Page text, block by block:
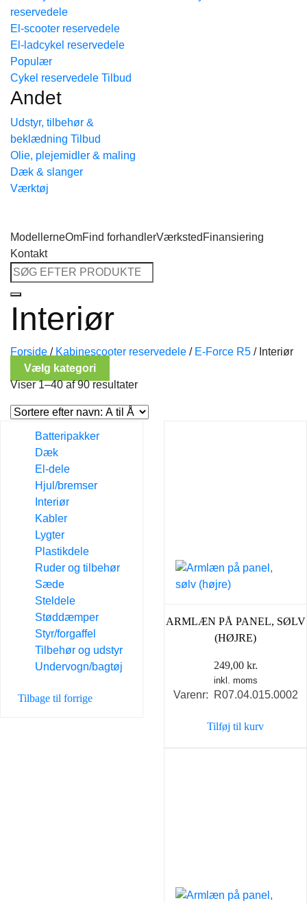
reservedele
El-scooter reservedele
El-ladcykel reservedele
Cykel reservedele
Andet
Udstyr, tilbehør &
beklædning
Olie, plejemidler & maling
Dæk & slanger
Værktøj
ModellerneOmFind forhandlerVærksted Finansiering
Kontakt
Søg
efter:
Interiør
Forside / Kabinescooter reservedele / E-Force R5 /Interiør
Vælg kategori
Viser 1–40 af 90 resultater
Batteripakker
Dæk
El-dele
Hjul/bremser
Interiør
Kabler
Lygter
Plastikdele
Ruder og tilbehør
Sæde
Steldele
Støddæmper
Styr/forgaffel
Tilbehør og udstyr
Undervogn/bagtøj
Tilbage til forrige
ARMLÆN PÅ PANEL, SØLV
(HØJRE)
249,00 kr.
inkl. moms
Varenr: R07.04.015.0002
Tilføj til kurv